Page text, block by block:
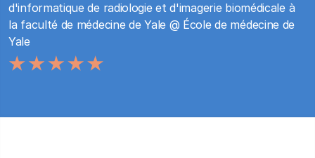
d'informatique de radiologie et d'imagerie biomédicale à
la faculté de médecine de Yale @ École de médecine de
Yale